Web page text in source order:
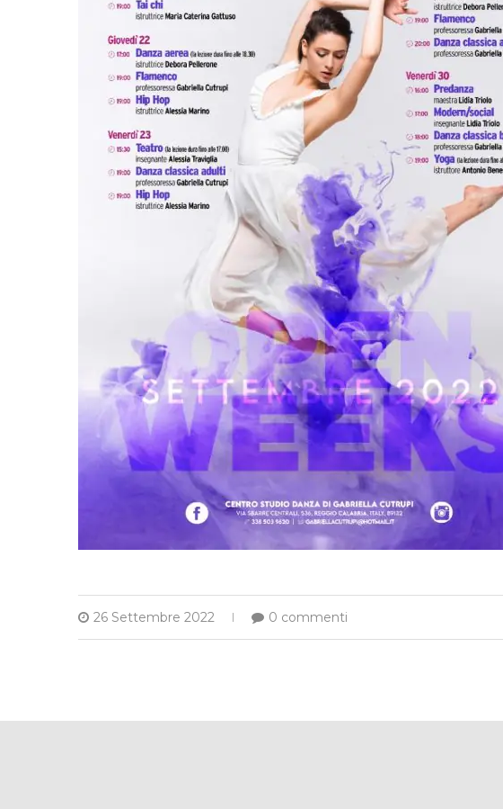
26 Settembre 2022 0 commenti